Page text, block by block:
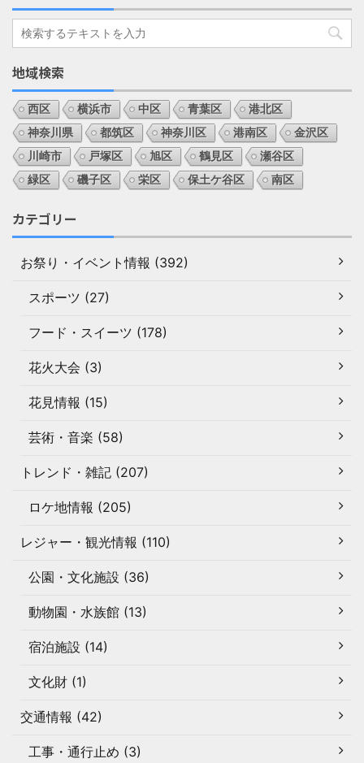
地域検索
西区 横浜市 中区 青葉区
港北区
神奈川県
都筑区 神奈川区 港南区
金沢区
川崎市
戸塚区 旭区 鶴見区
瀬谷区
緑区
磯子区 栄区 保土ケ谷区 南区
カテゴリー
お祭り・イベント情報 (392)
スポーツ (27)
フード・スイーツ (178)
花火大会 (3)
花見情報 (15)
芸術・音楽 (58)
トレンド・雑記 (207)
ロケ地情報 (205)
レジャー・観光情報 (110)
公園・文化施設 (36)
動物園・水族館 (13)
宿泊施設 (14)
文化財 (1)
交通情報 (42)
工事・通行止め (3)